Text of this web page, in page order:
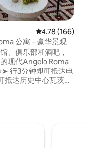
平均评分 4.78
4.78 (166)
公寓 – 豪华景观
、俱乐部和酒吧，
现代Angelo Roma